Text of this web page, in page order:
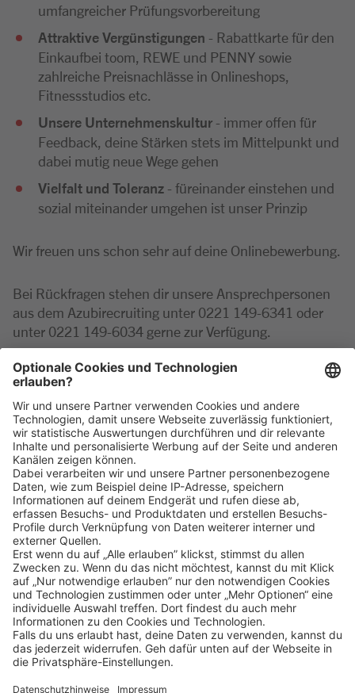
umfangreicher Prüfungsvorbereitung
Attraktive Vergünstigungen - Rabattkarte für den
Einkaufbei toom, REWE und PENNY sowie
zahlreiche Preisnachlässe in Onlineshops,
Fitnessstudios etc.
Unsere Unternehmenskultur - immer offen für
Feedback, deine Stärken stets im Mittelpunkt und
dabei mutig neue Wege gehen
Vielfalt und Toleranz - füreinander einstehen und
sozial miteinander umgehen ist unser Prinzip
Wir freuen uns schon sehr auf deine Onlinebewerbung.
Bei Rückfragen stehen dir unsere Ansprechpersonen
aus dem Azubirecruiting unter 0221 149-6341 oder
unter 0221 149-6034 gerne zur Verfügung.
PS: Übrigens findet die Ausbildung zum toomworker
natürlich im Rahmen unserer Ladenöffnungszeiten
statt.
Klickehier, um alle offenen Jobs zu sehen.
Impressum Datenschutz
Privatsphäre-Einstellungen
FAQ
Veranstaltungen
Sitemap